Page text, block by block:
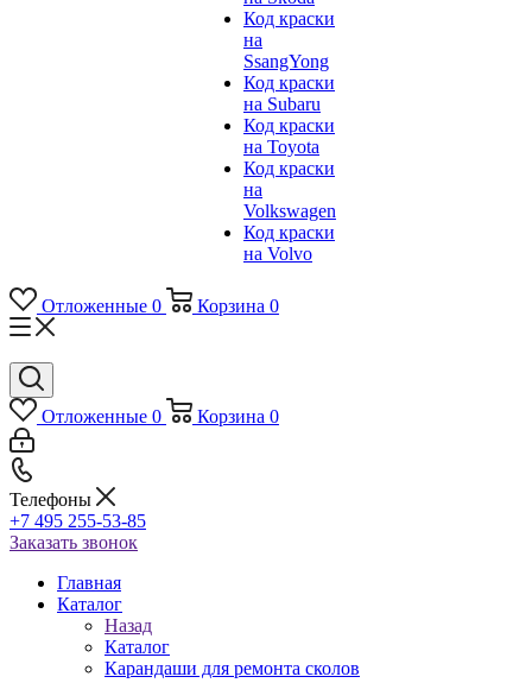
Код краски
на
SsangYong
Код краски
на Subaru
Код краски
на Toyota
Код краски
на
Volkswagen
Код краски
на Volvo
Отложенные 0 Корзина 0
Отложенные 0 Корзина 0
Телефоны
+7 495 255-53-85
Заказать звонок
Главная
Каталог
Назад
Каталог
Карандаши для ремонта сколов